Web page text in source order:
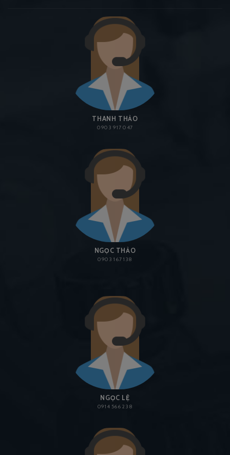
THANH THẢO
0903 917 047
NGỌC THẢO
0903 167 138
NGỌC LỆ
0914 566 238